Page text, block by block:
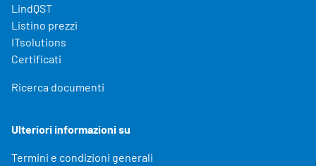
LindQST
Listino prezzi
ITsolutions
Certificati
Ricerca documenti
Ulteriori informazioni su
Termini e condizioni generali